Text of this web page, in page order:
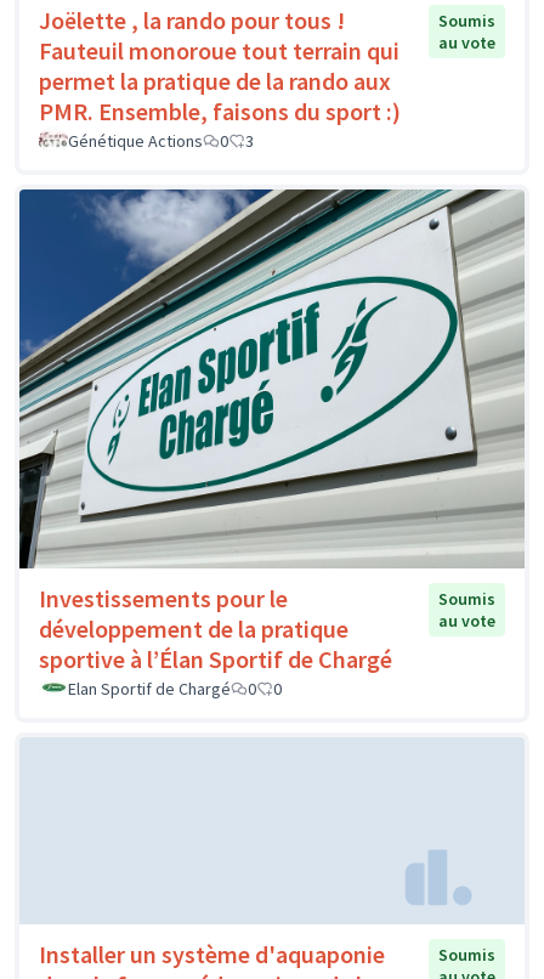
Joëlette , la rando pour tous !
Fauteuil monoroue tout terrain qui
permet la pratique de la rando aux
PMR. Ensemble, faisons du sport :)
Soumis
au vote
Génétique Actions 0 3
Investissements pour le
développement de la pratique
sportive à l’Élan Sportif de Chargé
Soumis
au vote
Elan Sportif de Chargé 0 0
Installer un système d'aquaponie
Soumis